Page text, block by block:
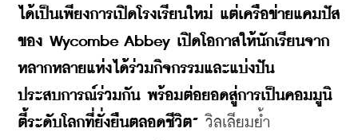
ได้เป็นเพียงการเปิดโรงเรียนใหม่ แต่เครือข่ายแคมปัส
ของ Wycombe Abbey เปิดโอกาสให้นักเรียนจาก
หลากหลายแห่งได้ร่วมกิจกรรมและแบ่งปัน
ประสบการณ์ร่วมกัน พร้อมต่อยอดสู่การเป็นคอมมูนิ
ตี้ระดับโลกที่ยั่งยืนตลอดชีวิต” วิลเลียมย้ำ